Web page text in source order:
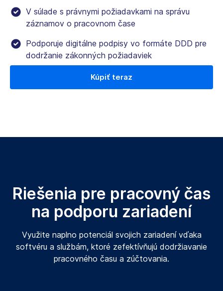
V súlade s právnymi požiadavkami na správu
záznamov o pracovnom čase
Podporuje digitálne podpisy vo formáte DDD pre
dodržanie zákonných požiadaviek
Kúpiť teraz
Riešenia pre pracovný čas
na podporu zariadení
Využite naplno potenciál svojich zariadení vďaka
softvéru a službám, ktoré zefektívňujú dodržiavanie
pracovného času a zúčtovania.